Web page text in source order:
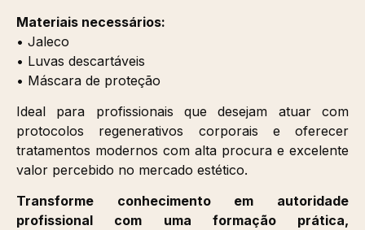
Materiais necessários:
• Jaleco
• Luvas descartáveis
• Máscara de proteção
Ideal para profissionais que desejam atuar com
protocolos regenerativos corporais e oferecer
tratamentos modernos com alta procura e excelente
valor percebido no mercado estético.
Transforme conhecimento em autoridade
profissional com uma formação prática,